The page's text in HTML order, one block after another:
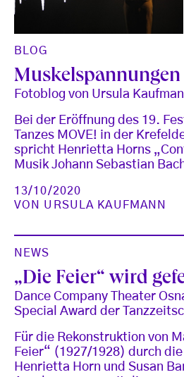
BLOG
Muskelspannungen
Fotoblog von Ursula
Bei der Eröffnung des 19.
Tanzes MOVE! in der
spricht Henrietta Horns
Musik Johann Sebastian
13/10/2020
VON URSULA KAUFMANN
NEWS
„Die Feier“ wird
Dance Company Theater
Special Award der
Für die Rekonstruktion von
Feier“ (1927/1928) durch
Henrietta Horn und Susan